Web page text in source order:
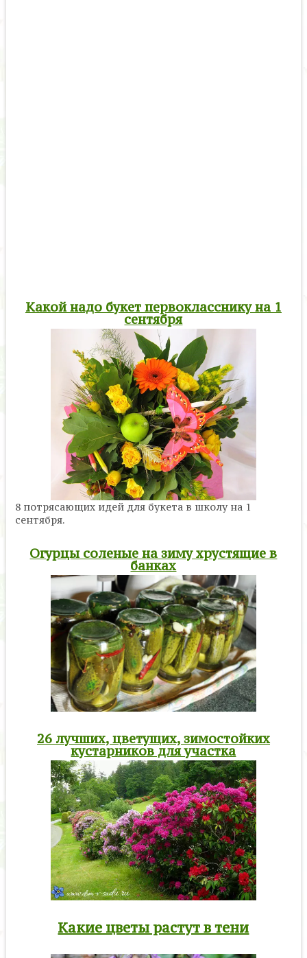
Какой надо букет первокласснику на 1
сентября
8 потрясающих идей для букета в школу на 1
сентября.
Огурцы соленые на зиму хрустящие в
банках
26 лучших, цветущих, зимостойких
кустарников для участка
Какие цветы растут в тени